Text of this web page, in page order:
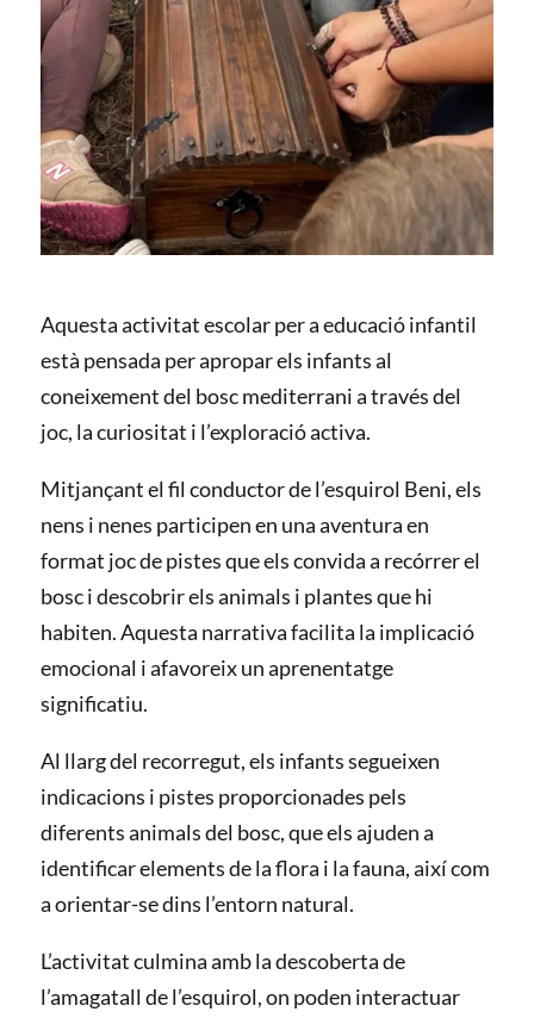
Aquesta activitat escolar per a educació infantil
està pensada per apropar els infants al
coneixement del bosc mediterrani a través del
joc, la curiositat i l’exploració activa.
Mitjançant el fil conductor de l’esquirol Beni, els
nens i nenes participen en una aventura en
format joc de pistes que els convida a recórrer el
bosc i descobrir els animals i plantes que hi
habiten. Aquesta narrativa facilita la implicació
emocional i afavoreix un aprenentatge
significatiu.
Al llarg del recorregut, els infants segueixen
indicacions i pistes proporcionades pels
diferents animals del bosc, que els ajuden a
identificar elements de la flora i la fauna, així com
a orientar-se dins l’entorn natural.
L’activitat culmina amb la descoberta de
l’amagatall de l’esquirol, on poden interactuar